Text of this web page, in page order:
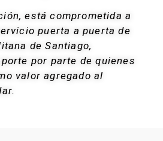
está comprometida a
puerta a puerta de
de Santiago,
por parte de quienes
valor agregado al